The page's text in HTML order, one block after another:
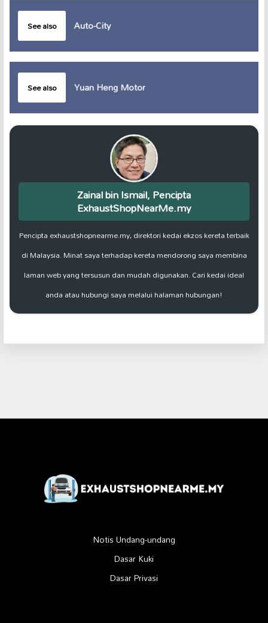
See also Auto-City
See also Yuan Heng Motor
Zainal bin Ismail, Pencipta
ExhaustShopNearMe.my
Pencipta exhaustshopnearme.my, direktori kedai ekzos kereta terbaik
di Malaysia. Minat saya terhadap kereta mendorong saya membina
laman web yang tersusun dan mudah digunakan. Cari kedai ideal
anda atau hubungi saya melalui halaman hubungan!
Notis Undang-undang
Dasar Kuki
Dasar Privasi